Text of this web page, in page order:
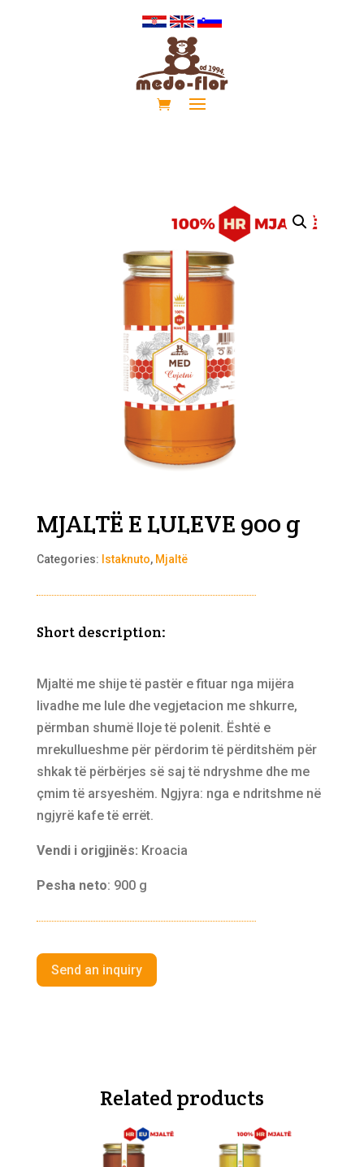
MJALTË E LULEVE 900 g
Categories: Istaknuto, Mjaltë
Short description:
Mjaltë me shije të pastër e fituar nga mijëra
livadhe me lule dhe vegjetacion me shkurre,
përmban shumë lloje të polenit. Është e
mrekullueshme për përdorim të përditshëm për
shkak të përbërjes së saj të ndryshme dhe me
çmim të arsyeshëm. Ngjyra: nga e ndritshme në
ngjyrë kafe të errët.
Vendi i origjinës: Kroacia
Pesha neto: 900 g
Send an inquiry
Related products